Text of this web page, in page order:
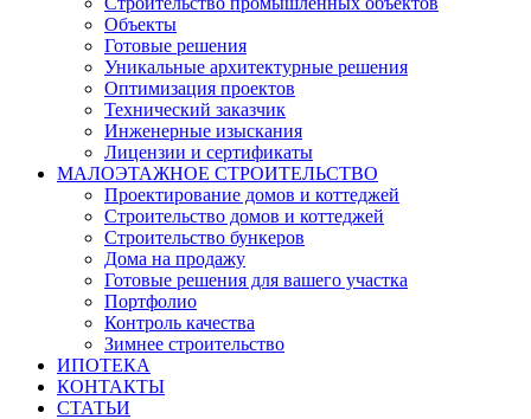
Объекты
Готовые решения
Уникальные архитектурные решения
Оптимизация проектов
Технический заказчик
Инженерные изыскания
Лицензии и сертификаты
МАЛОЭТАЖНОЕ СТРОИТЕЛЬСТВО
Проектирование домов и коттеджей
Строительство домов и коттеджей
Строительство бункеров
Дома на продажу
Готовые решения для вашего участка
Портфолио
Контроль качества
Зимнее строительство
ИПОТЕКА
КОНТАКТЫ
СТАТЬИ